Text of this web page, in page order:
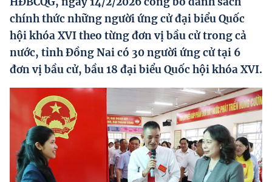
Ocop và chuỗi giá trị Nông sản
Kinh tế tư nhân
Doanh nghiệp dân tộc
Khác
Video
Photo
chính thức những người ứng cử đại biểu Quốc
hội khóa XVI theo từng đơn vị bầu cử trong cả
nước, tỉnh Đồng Nai có 30 người ứng cử tại 6
đơn vị bầu cử, bầu 18 đại biểu Quốc hội khóa XVI.